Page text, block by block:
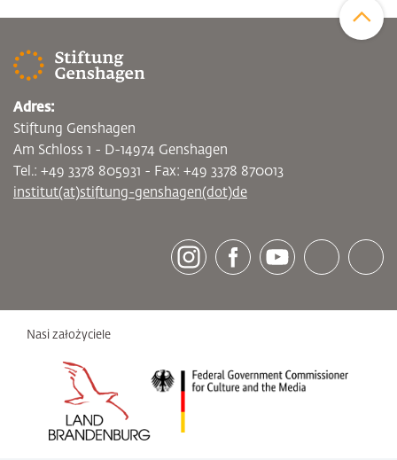
[socialLinksTitle]
Adres:
Stiftung Genshagen
Am Schloss 1 - D-14974 Genshagen
Tel.: +49 3378 805931 - Fax: +49 3378 870013
institut(at)stiftung-genshagen(dot)de
Nasi założyciele